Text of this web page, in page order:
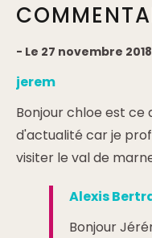
- Le 27 novembre 2018
jerem
Bonjour chloe est ce
d'actualité car je
visiter le val de
Alexis
Bonjour